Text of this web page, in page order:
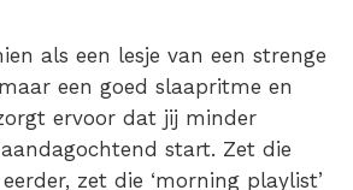
als een lesje van een strenge
een goed slaapritme en
ervoor dat jij minder
start. Zet die
zet die ‘morning playlist’